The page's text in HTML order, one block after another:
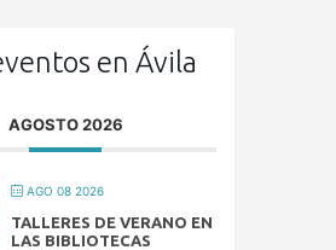
en Ávila
AGOSTO 2026
AGO 08 2026
TALLERES DE VERANO EN
LAS BIBLIOTECAS